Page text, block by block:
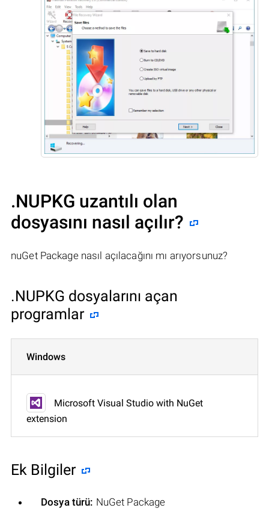
.NUPKG uzantılı olan
dosyasını nasıl açılır?
nuGet Package nasıl açılacağını mı arıyorsunuz?
.NUPKG dosyalarını açan
programlar
Windows
Microsoft Visual Studio with NuGet
extension
Ek Bilgiler
Dosya türü: NuGet Package